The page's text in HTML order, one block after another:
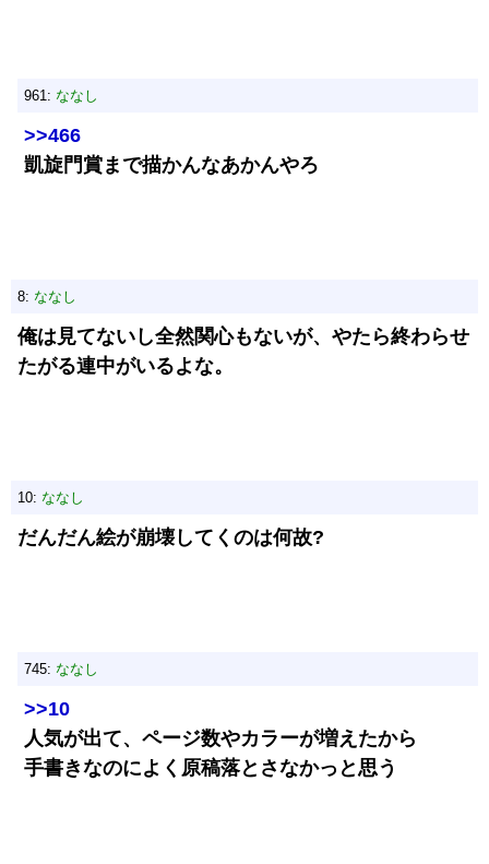
961: ななし
>>466
凱旋門賞まで描かんなあかんやろ
8: ななし
俺は見てないし全然関心もないが、やたら終わらせ
たがる連中がいるよな。
10: ななし
だんだん絵が崩壊してくのは何故?
745: ななし
>>10
人気が出て、ページ数やカラーが増えたから
手書きなのによく原稿落とさなかっと思う